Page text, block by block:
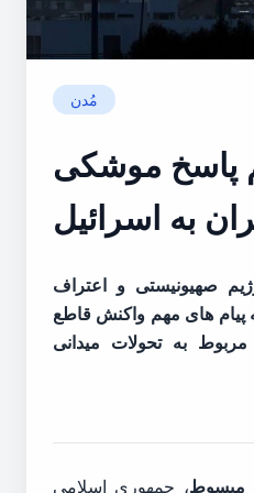
مُدن
پاسخ موشکی
به اسرائیل
صهیونیستی و اعتراف
پیام های مهم واکنش قاطع
مربوط به تحولات میدانی
مبسوط، جمهوری اسلامی